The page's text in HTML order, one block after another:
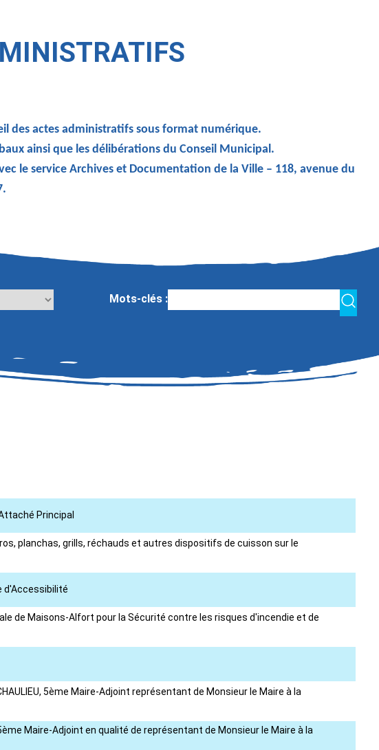
des actes administratifs sous format numérique.
ainsi que les délibérations du Conseil Municipal.
le service Archives et Documentation de la Ville – 118, avenue du
Mots-clés :
Principal
planchas, grills, réchauds et autres dispositifs de cuisson sur le
d'Accessibilité
de Maisons-Alfort pour la Sécurité contre les risques d'incendie et de
5ème Maire-Adjoint représentant de Monsieur le Maire à la
Maire-Adjoint en qualité de représentant de Monsieur le Maire à la